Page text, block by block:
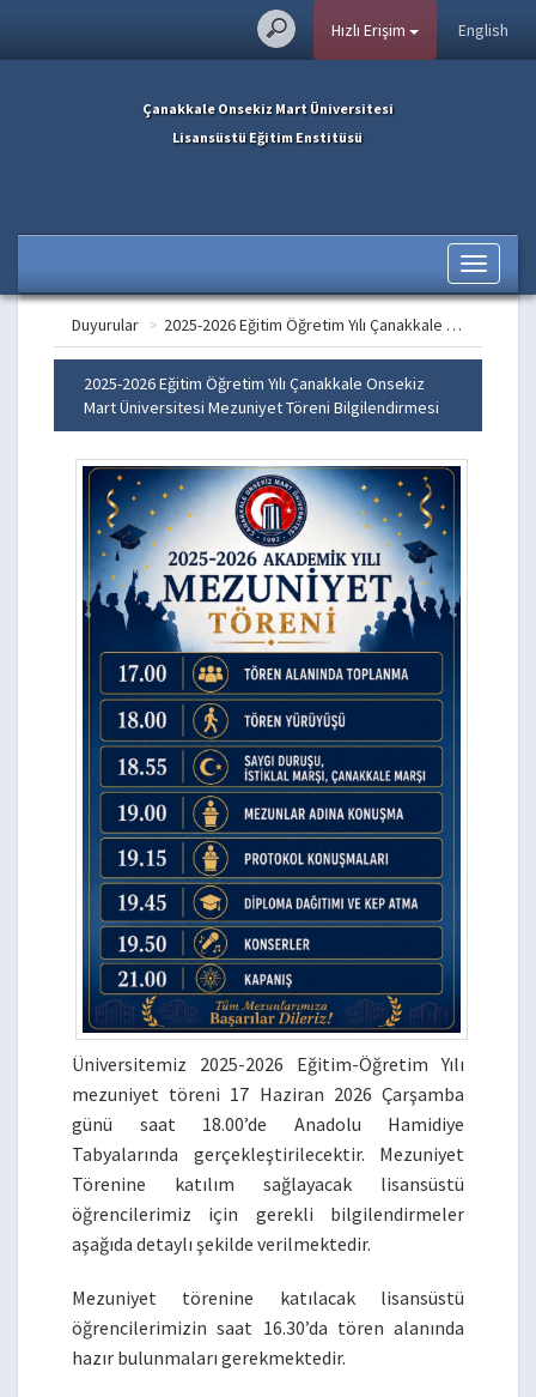
English
Hızlı Erişim
Çanakkale Onsekiz Mart Üniversitesi
Lisansüstü Eğitim Enstitüsü
Toggle
Duyurular > 2025-2026 Eğitim Öğretim Yılı Çanakkale Onsekiz Mart Üniversitesi Mezuniyet Töreni Bilgilendirmesi
2025-2026 Eğitim Öğretim Yılı Çanakkale Onsekiz
Mart Üniversitesi Mezuniyet Töreni Bilgilendirmesi
Üniversitemiz 2025-2026 Eğitim-Öğretim Yılı
mezuniyet töreni 17 Haziran 2026 Çarşamba
günü saat 18.00’de Anadolu Hamidiye
Tabyalarında gerçekleştirilecektir. Mezuniyet
Törenine katılım sağlayacak lisansüstü
öğrencilerimiz için gerekli bilgilendirmeler
aşağıda detaylı şekilde verilmektedir.
Mezuniyet törenine katılacak lisansüstü
öğrencilerimizin saat 16.30’da tören alanında
hazır bulunmaları gerekmektedir.